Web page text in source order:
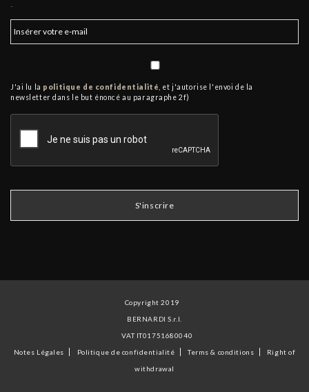
J'ai lu la politique de confidentialité , et j'autorise l'envoi de la
newsletter dans le but énoncé au paragraphe 2f)
Copyright 2019
BERNARDI S.r.l.
VAT IT01751680040
Notes Légales
Politique de confidentialité Terms & conditions
Right of
withdrawal